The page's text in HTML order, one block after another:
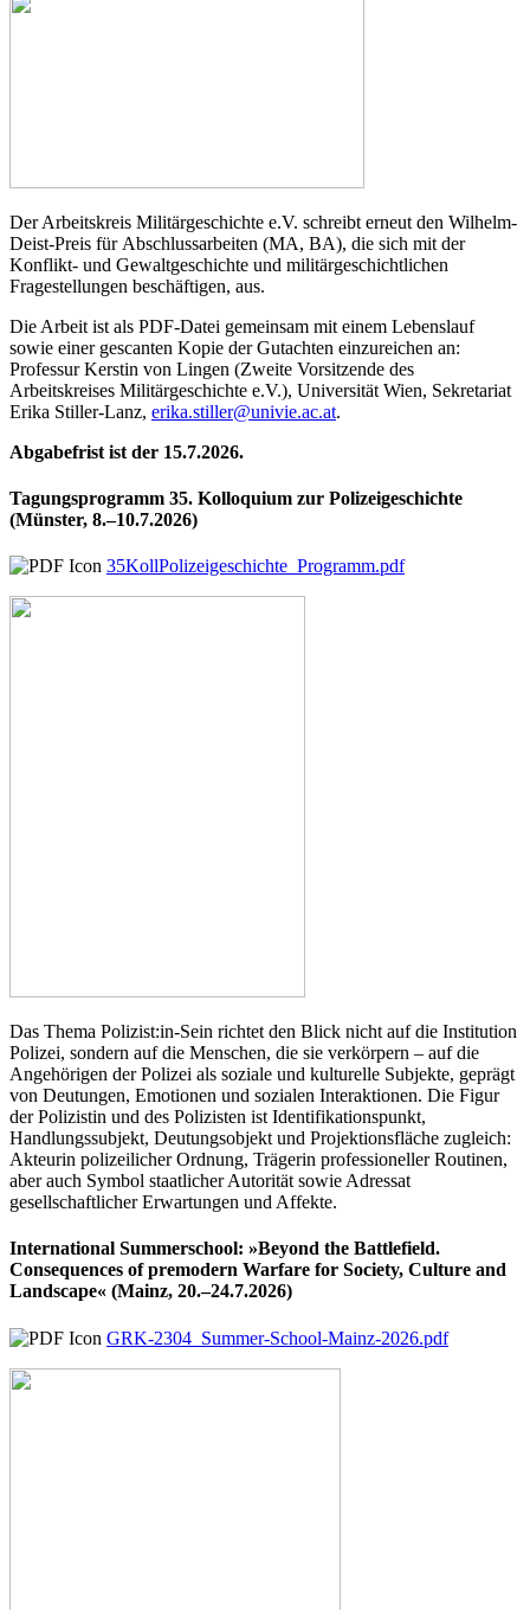
Der Arbeitskreis Militärgeschichte e.V. schreibt erneut den Wilhelm-
Deist-Preis für Abschlussarbeiten (MA, BA), die sich mit der
Konflikt- und Gewaltgeschichte und militärgeschichtlichen
Fragestellungen beschäftigen, aus.
Die Arbeit ist als PDF-Datei gemeinsam mit einem Lebenslauf
sowie einer gescanten Kopie der Gutachten einzureichen an:
Professur Kerstin von Lingen (Zweite Vorsitzende des
Arbeitskreises Militärgeschichte e.V.), Universität Wien, Sekretariat
Erika Stiller-Lanz, erika.stiller@univie.ac.at.
Abgabefrist ist der 15.7.2026.
Tagungsprogramm 35. Kolloquium zur Polizeigeschichte
(Münster, 8.–10.7.2026)
35KollPolizeigeschichte_Programm.pdf
Das Thema Polizist:in-Sein richtet den Blick nicht auf die Institution
Polizei, sondern auf die Menschen, die sie verkörpern – auf die
Angehörigen der Polizei als soziale und kulturelle Subjekte, geprägt
von Deutungen, Emotionen und sozialen Interaktionen. Die Figur
der Polizistin und des Polizisten ist Identifikationspunkt,
Handlungssubjekt, Deutungsobjekt und Projektionsfläche zugleich:
Akteurin polizeilicher Ordnung, Trägerin professioneller Routinen,
aber auch Symbol staatlicher Autorität sowie Adressat
gesellschaftlicher Erwartungen und Affekte.
International Summerschool: »Beyond the Battlefield.
Consequences of premodern Warfare for Society, Culture and
Landscape« (Mainz, 20.–24.7.2026)
GRK-2304_Summer-School-Mainz-2026.pdf